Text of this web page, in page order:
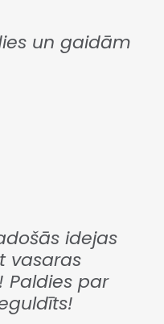
un gaidām
idejas
vasaras
Paldies par